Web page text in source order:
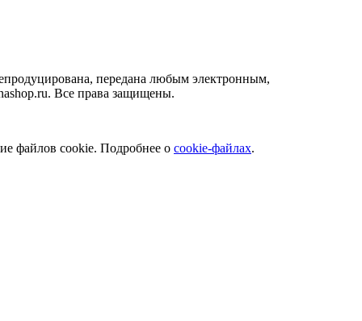
передана любым электронным,
Все права защищены.
файлов cookie. Подробнее о cookie-файлах.